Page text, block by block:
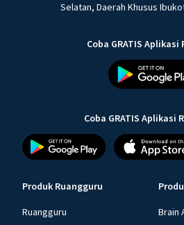
Selatan, Daerah Khusus
Coba GRATIS Aplikasi
Coba GRATIS Aplikasi
Produk Ruangguru
Ruangguru
Brain